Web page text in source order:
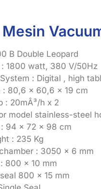
B Double Leopard
1800 watt, 380 V/50Hz
: Digital , high
: 80,6 x 60,6 x 19 cm
: 20mÂ³/h x 2
model stainless-steel
: 94 x 72 x 98 cm
: 235 Kg
: 3050 x 6 mm
800 x 10 mm
800 x 15 mm